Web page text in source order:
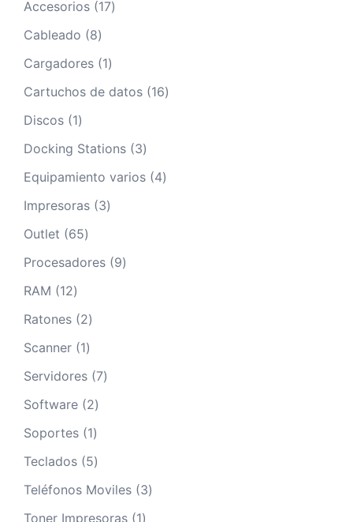
Accesorios 1717
Cableado 88
productos
Cargadores 11
producto
Cartuchos de datos 1616
Discos 11
producto
Docking Stations 33
productos
Equipamiento varios 44
Impresoras 33
Outlet 6565
productos
Procesadores 99
RAM 1212
productos
Ratones 22
productos
Scanner 11
producto
Servidores 77
Software 22
productos
Soportes 11
producto
Teclados 55
productos
Teléfonos Moviles 33
Toner Impresoras 11